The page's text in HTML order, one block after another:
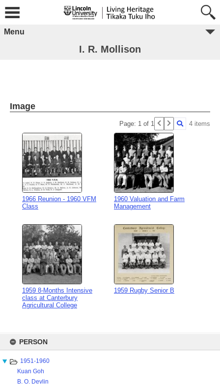
content
PERSON
1951-1960
Kuan Goh
B. O. Devlin
Menu
I. R. Mollison
Image
Page: 1 of 1 4 items
1966 Reunion - 1960 VFM
Class
1960 Valuation and Farm
Management
1959 8-Months Intensive
class at Canterbury
Agricultural College
1959 Rugby Senior B